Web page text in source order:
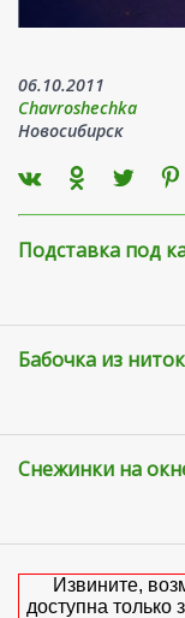
06.10.2011
Chavroshechka
Новосибирск
Подставка под
Бабочка из ниток
Снежинки на
Извините,
доступна только